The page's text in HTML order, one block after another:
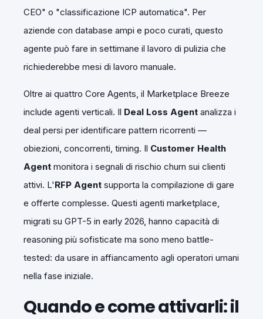
CEO" o "classificazione ICP automatica". Per
aziende con database ampi e poco curati, questo
agente può fare in settimane il lavoro di pulizia che
richiederebbe mesi di lavoro manuale.
Oltre ai quattro Core Agents, il Marketplace Breeze
include agenti verticali. Il Deal Loss Agent analizza i
deal persi per identificare pattern ricorrenti —
obiezioni, concorrenti, timing. Il Customer Health
Agent monitora i segnali di rischio churn sui clienti
attivi. L'RFP Agent supporta la compilazione di gare
e offerte complesse. Questi agenti marketplace,
migrati su GPT-5 in early 2026, hanno capacità di
reasoning più sofisticate ma sono meno battle-
tested: da usare in affiancamento agli operatori umani
nella fase iniziale.
Quando e come attivarli: il